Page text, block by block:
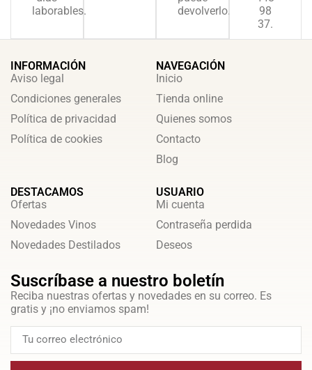
laborables.
devolverlo.
98
37.
INFORMACIÓN
Aviso legal
Condiciones generales
Política de privacidad
Política de cookies
NAVEGACIÓN
Inicio
Tienda online
Quienes somos
Contacto
Blog
DESTACAMOS
Ofertas
Novedades Vinos
Novedades Destilados
USUARIO
Mi cuenta
Contraseña perdida
Deseos
Suscríbase a nuestro boletín
Reciba nuestras ofertas y novedades en su correo. Es
gratis y ¡no enviamos spam!